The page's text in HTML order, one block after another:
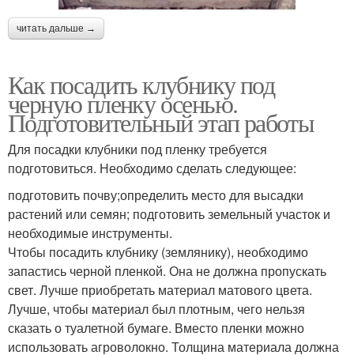
читать дальше →
Как посадить клубнику под
черную пленку осенью.
Подготовительный этап работы
Для посадки клубники под пленку требуется
подготовиться. Необходимо сделать следующее:
подготовить почву;определить место для высадки
растений или семян; подготовить земельный участок и
необходимые инструменты.
Чтобы посадить клубнику (землянику), необходимо
запастись черной пленкой. Она не должна пропускать
свет. Лучше приобретать материал матового цвета.
Лучше, чтобы материал был плотным, чего нельзя
сказать о туалетной бумаге. Вместо пленки можно
использовать агроволокно. Толщина материала должна